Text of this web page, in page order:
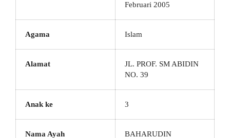
Februari 2005
Agama Islam
Alamat
JL. PROF. SM ABIDIN
NO. 39
Anak ke 3
Nama Ayah BAHARUDIN